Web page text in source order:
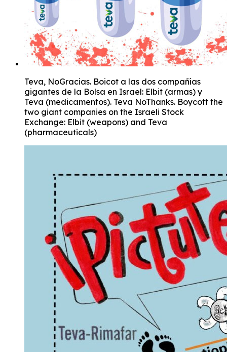
Teva, NoGracias. Boicot a las dos compañías
gigantes de la Bolsa en Israel: Elbit (armas) y
Teva (medicamentos). Teva NoThanks. Boycott the
two giant companies on the Israeli Stock
Exchange: Elbit (weapons) and Teva
(pharmaceuticals)